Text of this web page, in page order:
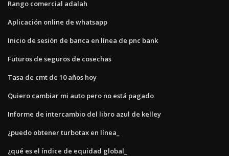
Rango comercial adalah
Aplicación online de whatsapp
Inicio de sesión de banca en línea de pnc bank
Futuros de seguros de cosechas
Tasa de cmt de 10 años hoy
Quiero cambiar mi auto pero no está pagado
Informe de intercambio del libro azul de kelley
¿puedo obtener turbotax en línea_
¿qué es el índice de equidad global_